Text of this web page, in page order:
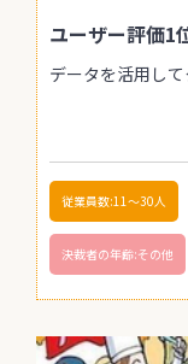
ユーザー評価1
データを活用し
従業員数:11〜30人
決裁者の年齢:その他